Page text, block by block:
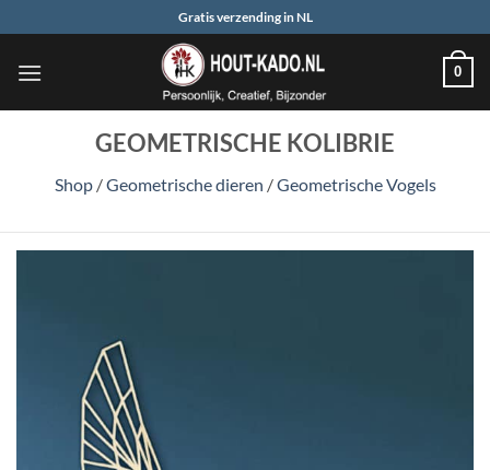
naar
inhoud
Gratis verzending in NL
0
GEOMETRISCHE KOLIBRIE
Shop /Geometrische dieren /Geometrische Vogels